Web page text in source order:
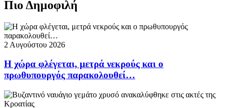
Πιο Δημοφιλή
2 Αυγούστου 2026
Η χώρα φλέγεται, μετρά νεκρούς και ο
πρωθυπουργός παρακολουθεί…